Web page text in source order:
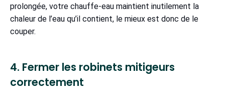
prolongée, votre chauffe-eau maintient inutilement la
chaleur de l’eau qu’il contient, le mieux est donc de le
couper.
4. Fermer les robinets mitigeurs
correctement